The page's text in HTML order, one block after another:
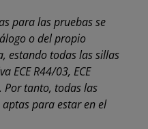
para las pruebas se
o del propio
estando todas las sillas
ECE R44/03, ECE
Por tanto, todas las
para estar en el